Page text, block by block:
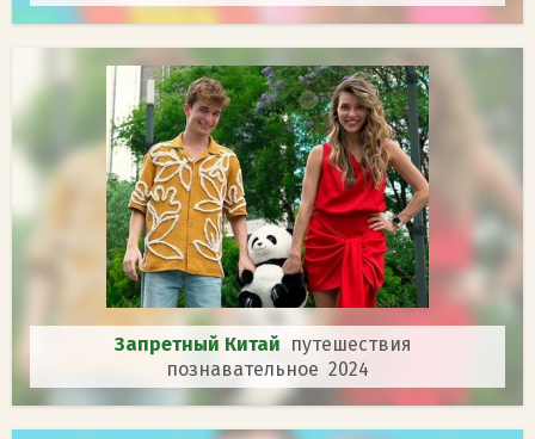
Запретный Китай путешествия
познавательное 2024